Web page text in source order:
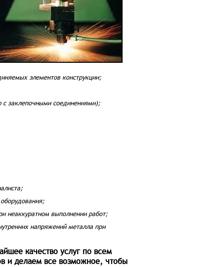
элементов конструкции;
с заклепочными соединениями);
неаккуратном выполнении работ;
напряжений металла при
качество услуг по всем
и делаем все возможное, чтобы